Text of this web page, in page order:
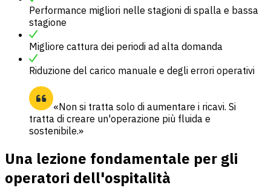
Performance migliori nelle stagioni di spalla e bassa
stagione
Migliore cattura dei periodi ad alta domanda
Riduzione del carico manuale e degli errori operativi
«Non si tratta solo di aumentare i ricavi. Si
tratta di creare un'operazione più fluida e
sostenibile.»
Una lezione fondamentale per gli
operatori dell'ospitalità